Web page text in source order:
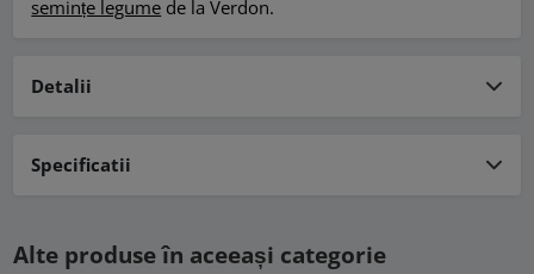
semințe legume de la Verdon.
Detalii
Specificatii
Alte produse în aceeași categorie